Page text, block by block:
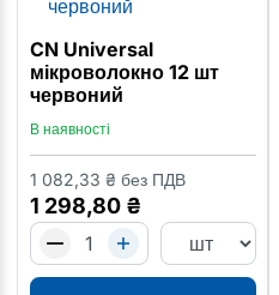
CN Universаl
мікроволокно 12 шт
червоний
В наявності
1 298,80 ₴
1 082,33 ₴ без ПДВ